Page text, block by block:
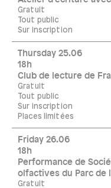
Gratuit
Tout public
Sur inscription
Thursday 25.06
18h
Club de lecture de
Gratuit
Tout public
Sur inscription
Places limitées
Friday 26.06
18h
Performance de
olfactives du Parc de
Gratuit